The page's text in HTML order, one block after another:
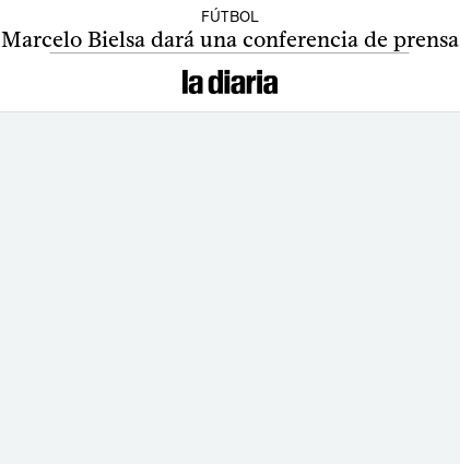
FÚTBOL
Marcelo Bielsa dará una conferencia de prensa